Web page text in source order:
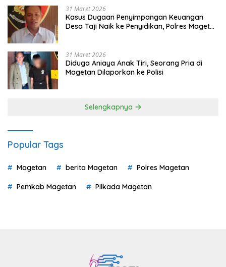
31 Maret 2026
Kasus Dugaan Penyimpangan Keuangan
Desa Taji Naik ke Penyidikan, Polres Magetan
31 Maret 2026
Diduga Aniaya Anak Tiri, Seorang Pria di
Magetan Dilaporkan ke Polisi
Selengkapnya
Popular Tags
Magetan berita Magetan Polres Magetan
Pemkab Magetan Pilkada Magetan